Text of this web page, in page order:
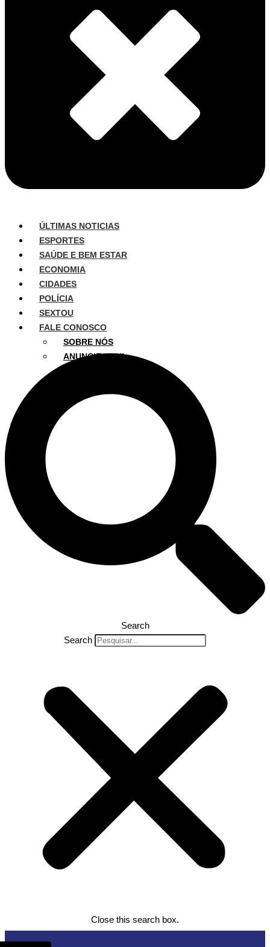
ÚLTIMAS NOTICIAS
ESPORTES
SAÚDE E BEM ESTAR
ECONOMIA
CIDADES
POLÍCIA
SEXTOU
FALE CONOSCO
SOBRE NÓS
ANUNCIE AQUI
Search
Search
Close this search box.